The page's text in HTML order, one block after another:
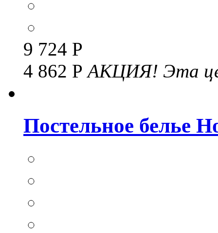
9 724 Р
4 862 РАКЦИЯ! Эта
Постельное белье